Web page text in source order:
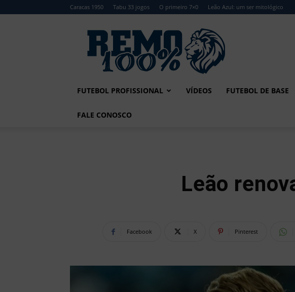
Caracas 1950 Tabu 33 jogos O primeiro 7×0 Leão Azul: um ser mitológico
Remo
FUTEBOL PROFISSIONAL VÍDEOS FUTEBOL DE BASE
FALE CONOSCO
Leão
Facebook X Pinterest